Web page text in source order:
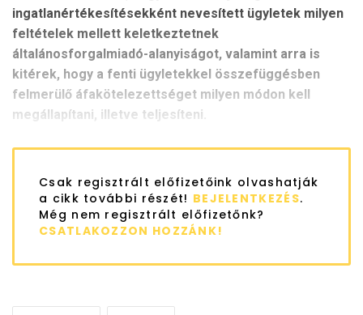
ingatlanértékesítésekként nevesített ügyletek milyen
feltételek mellett keletkeztetnek
általánosforgalmiadó-alanyiságot, valamint arra is
kitérek, hogy a fenti ügyletekkel összefüggésben
felmerülő áfakötelezettséget milyen módon kell
megállapítani, illetve teljesíteni.
Csak regisztrált előfizetőink olvashatják
a cikk további részét! BEJELENTKEZÉS.
Még nem regisztrált előfizetőnk?
CSATLAKOZZON HOZZÁNK!